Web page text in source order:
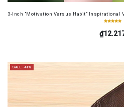
3-Inch "Motivation Versus Habit" Inspirational
SALE -41%